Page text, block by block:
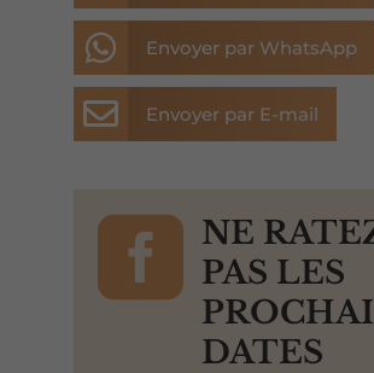
 Envoyer par WhatsApp
 Envoyer par E-mail

NE
PAS LES
DATES